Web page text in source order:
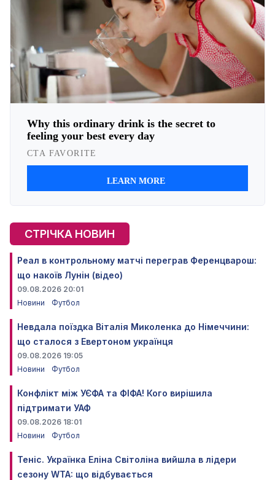
СТРІЧКА НОВИН
Реал в контрольному матчі переграв Ференцварош:
що накоїв Лунін (відео)
09.08.2026 20:01
Новини
Футбол
Невдала поїздка Віталія Миколенка до Німеччини:
що сталося з Евертоном українця
09.08.2026 19:05
Новини
Футбол
Конфлікт між УЄФА та ФІФА! Кого вирішила
підтримати УАФ
09.08.2026 18:01
Новини
Футбол
Теніс. Українка Еліна Світоліна вийшла в лідери
сезону WTA: що відбувається